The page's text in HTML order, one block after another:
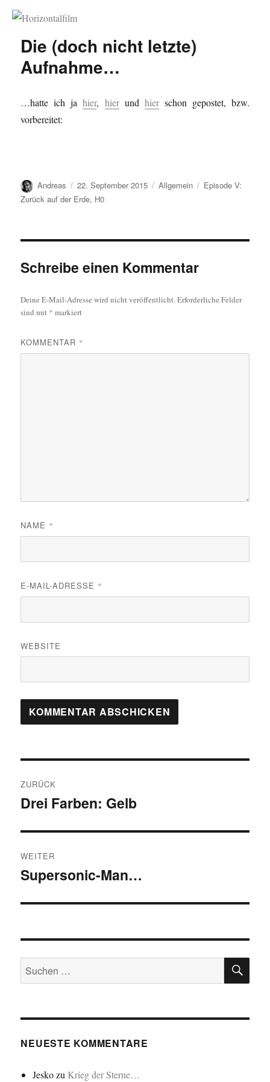
Horizontalfilm
Die (doch nicht letzte)
Aufnahme…
…hatte ich jahier, hierund hierschon gepostet, bzw.
vorbereitet:
Autor
Andreas
Veröffentlicht
am
22. September 2015 Kategorien
Allgemein Schlagwörter
Episode V:
Zurück auf der Erde, H0
Schreibe einen Kommentar
Deine E-Mail-Adresse wird nicht veröffentlicht. Erforderliche Felder
sind mit * markiert
KOMMENTAR *
NAME *
E-MAIL-ADRESSE *
WEBSITE
ZURÜCK
Vorheriger
Drei Farben: Gelb
WEITER
Nächster
Supersonic-Man…
Suchen
nach:
NEUESTE KOMMENTARE
Jeskozu Krieg der Sterne…